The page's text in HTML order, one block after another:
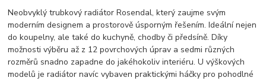
Neobvyklý trubkový radiátor Rosendal, který zaujme svým
moderním designem a prostorově úsporným řešením. Ideální nejen
do koupelny, ale také do kuchyně, chodby či předsíně. Díky
možnosti výběru až z 12 povrchových úprav a sedmi různých
rozměrů snadno zapadne do jakéhokoliv interiéru. U výškových
modelů je radiátor navíc vybaven praktickými háčky pro pohodlné